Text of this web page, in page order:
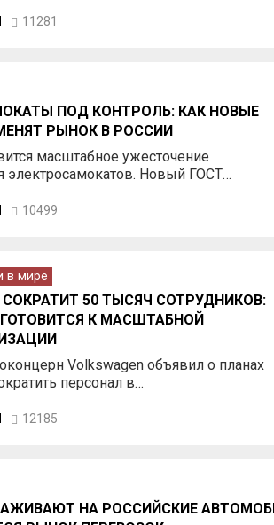
11281
ПОД КОНТРОЛЬ: КАК НОВЫЕ
РЫНОК В РОССИИ
масштабное ужесточение
электросамокатов. Новый ГОСТ…
10499
в мире
СОКРАТИТ 50 ТЫСЯЧ СОТРУДНИКОВ:
К МАСШТАБНОЙ
Volkswagen объявил о планах
персонал в…
12185
НА РОССИЙСКИЕ